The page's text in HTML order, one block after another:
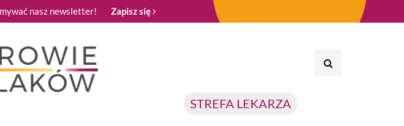
nasz newsletter! Zapisz się
STREFA LEKARZA